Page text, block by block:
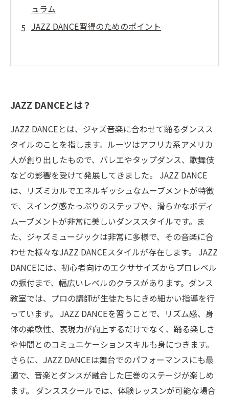
ュラム
JAZZ DANCE習得のためのポイント
JAZZ DANCEとは？
JAZZ DANCEとは、ジャズ音楽に合わせて踊るダンスス
タイルのことを指します。ルーツはアフリカ系アメリカ
人が創り出したもので、バレエやタップダンス、歌舞伎
などの影響を受けて発展してきました。 JAZZ DANCE
は、リズミカルでエネルギッシュなムーブメントが特徴
で、スイング感たっぷりのステップや、滑らかなボディ
ムーブメントが非常に美しいダンススタイルです。ま
た、ジャズミュージックは非常に多様で、その音楽に合
わせた様々なJAZZ DANCEスタイルが存在します。 JAZZ
DANCEには、初心者向けのエクササイズからプロレベル
の振付まで、幅広いレベルのクラスがあります。ダンス
教室では、プロの講師が生徒たちにきめ細かい指導を行
っています。 JAZZ DANCEを習うことで、リズム感、身
体の柔軟性、表現力が向上するだけでなく、踊る楽しさ
や仲間とのコミュニケーションスキルも身につきます。
さらに、JAZZ DANCEは舞台でのパフォーマンスにも最
適で、音楽とダンスが融合した圧巻のステージが楽しめ
ます。 ダンススクールでは、体験レッスンが可能な場合